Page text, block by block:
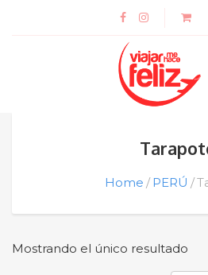
Home PERÚ
Mostrando el único resultado